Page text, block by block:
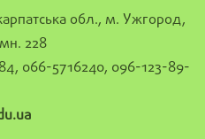
обл., м. Ужгород,
228
066-5716240, 096-123-89-